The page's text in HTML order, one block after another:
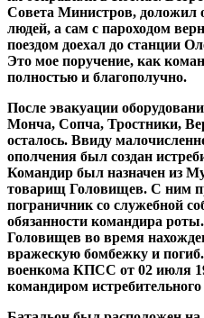
Совета Министров, доложил
людей, а сам с пароходом
поездом доехал до станции
Это мое поручение, как
полностью и благополучно.
После эвакуации
Монча, Сопча, Тростники,
осталось. Ввиду
ополчения был создан
Командир был назначен из
товарищ Головищев. С ним
пограничник со служебной
обязанности командира
Головищев во время
вражескую бомбежку и
военкома КПСС от 02 июля
командиром истребительного